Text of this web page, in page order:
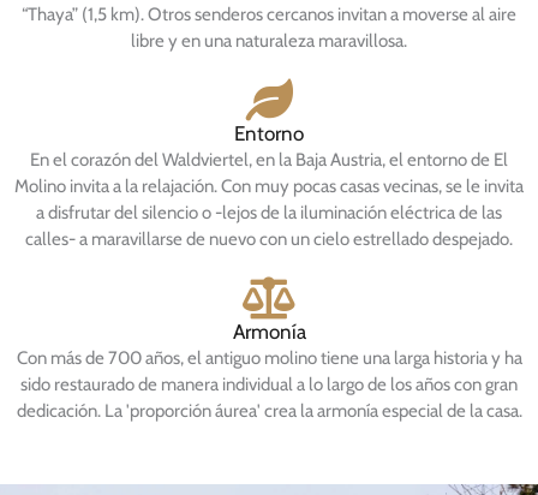
“Thaya” (1,5 km). Otros senderos cercanos invitan a moverse al aire
libre y en una naturaleza maravillosa.
Entorno
En el corazón del Waldviertel, en la Baja Austria, el entorno de El
Molino invita a la relajación. Con muy pocas casas vecinas, se le invita
a disfrutar del silencio o -lejos de la iluminación eléctrica de las
calles- a maravillarse de nuevo con un cielo estrellado despejado.
Armonía
Con más de 700 años, el antiguo molino tiene una larga historia y ha
sido restaurado de manera individual a lo largo de los años con gran
dedicación. La 'proporción áurea' crea la armonía especial de la casa.